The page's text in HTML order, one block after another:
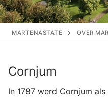
MARTENASTATE OVER
Cornjum
In 1787 werd Cornjum